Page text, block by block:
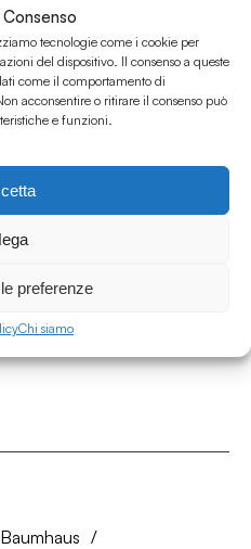
tecnologie come i cookie per
del dispositivo. Il consenso a queste
come il comportamento di
acconsentire o ritirare il consenso può
e funzioni.
preferenze
Chi siamo
Baumhaus